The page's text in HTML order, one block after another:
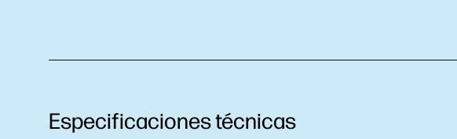
Especificaciones técnicas